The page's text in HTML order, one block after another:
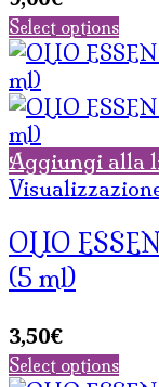
Select options
Aggiungi alla
OLIO
(5 ml)
3,50€
Select options